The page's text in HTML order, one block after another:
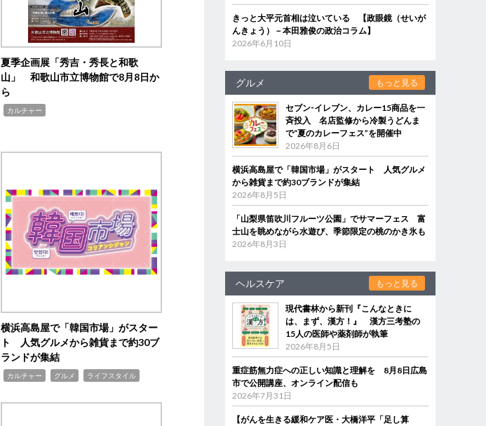
夏季企画展「秀吉・秀長と和歌
山」 和歌山市立博物館で8月8日か
ら
カルチャー
横浜高島屋で「韓国市場」がスター
ト 人気グルメから雑貨まで約30ブ
ランドが集結
カルチャー グルメ ライフスタイル
きっと大平元首相は泣いている 【政眼鏡（せいが
んきょう）－本田雅俊の政治コラム】
2026年6月10日
グルメ もっと見る
セブン‐イレブン、カレー15商品を一
斉投入 名店監修から冷製うどんま
で“夏のカレーフェス”を開催中
2026年8月6日
横浜高島屋で「韓国市場」がスタート 人気グルメ
から雑貨まで約30ブランドが集結
2026年8月5日
「山梨県笛吹川フルーツ公園」でサマーフェス 富
士山を眺めながら水遊び、季節限定の桃のかき氷も
2026年8月3日
ヘルスケア もっと見る
現代書林から新刊『こんなときに
は、まず、漢方！』 漢方三考塾の
15人の医師や薬剤師が執筆
2026年8月5日
重症筋無力症への正しい知識と理解を 8月8日広島
市で公開講座、オンライン配信も
2026年7月31日
【がんを生きる緩和ケア医・大橋洋平「足し算